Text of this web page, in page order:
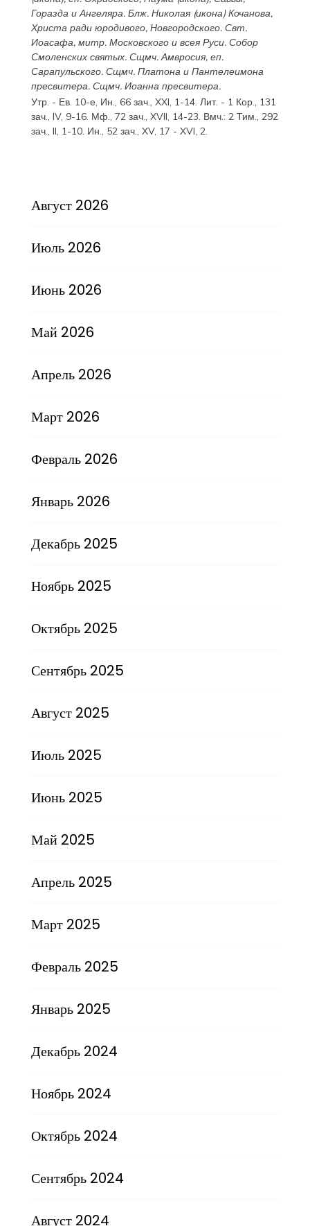
ГораздаиАнгеляра. Блж. Николая(икона) Кочанова,
Христа ради юродивого, Новгородского. Свт.
Иоасафа, митр. Московского и всея Руси. Собор
Смоленских святых. Сщмч.Амвросия, еп.
Сарапульского. Сщмч. Платонаи Пантелеимона
пресвитера. Сщмч. Иоаннапресвитера.
Утр. - Ев. 10-е, Ин., 66 зач., XXI, 1-14. Лит. - 1 Кор., 131
зач., IV, 9-16. Мф., 72 зач., XVII, 14-23. Вмч.: 2 Тим., 292
зач., II, 1-10. Ин., 52 зач., XV, 17 - XVI, 2.
Август 2026
Июль 2026
Июнь 2026
Май 2026
Апрель 2026
Март 2026
Февраль 2026
Январь 2026
Декабрь 2025
Ноябрь 2025
Октябрь 2025
Сентябрь 2025
Август 2025
Июль 2025
Июнь 2025
Май 2025
Апрель 2025
Март 2025
Февраль 2025
Январь 2025
Декабрь 2024
Ноябрь 2024
Октябрь 2024
Сентябрь 2024
Август 2024